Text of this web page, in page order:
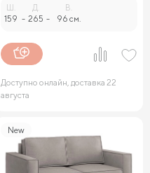
159 -
Д.
265 -
В.
96 см.
Доступно онлайн, доставка 22
августа
New